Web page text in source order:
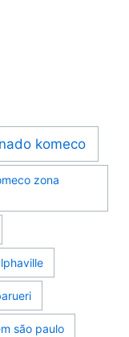
komeco
zona
são paulo